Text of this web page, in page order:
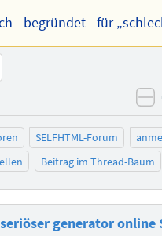
- begründet - für
SELFHTML-Forum
Beitrag im Thread-Baum
generator online